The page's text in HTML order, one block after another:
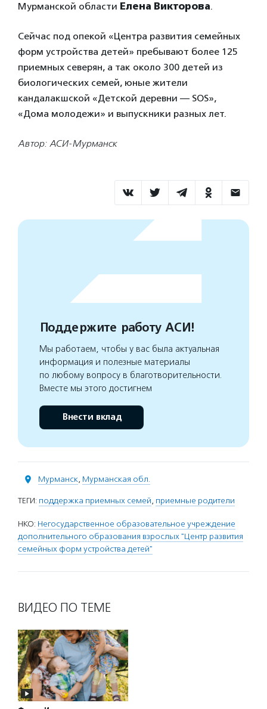
Мурманской области Елена Викторова.
Сейчас под опекой «Центра развития семейных
форм устройства детей» пребывают более 125
приемных северян, а так около 300 детей из
биологических семей, юные жители
кандалакшской «Детской деревни — SOS»,
«Дома молодежи» и выпускники разных лет.
Автор: АСИ-Мурманск
Поддержите работу АСИ!
Мы работаем, чтобы у вас была актуальная
информация и полезные материалы
по любому вопросу в благотворительности.
Вместе мы этого достигнем
Внести вклад
Мурманск, Мурманская обл.
ТЕГИ: поддержка приемных семей, приемные родители
НКО: Негосударственное образовательное учреждение
дополнительного образования взрослых "Центр развития
семейных форм устройства детей"
ВИДЕО ПО ТЕМЕ